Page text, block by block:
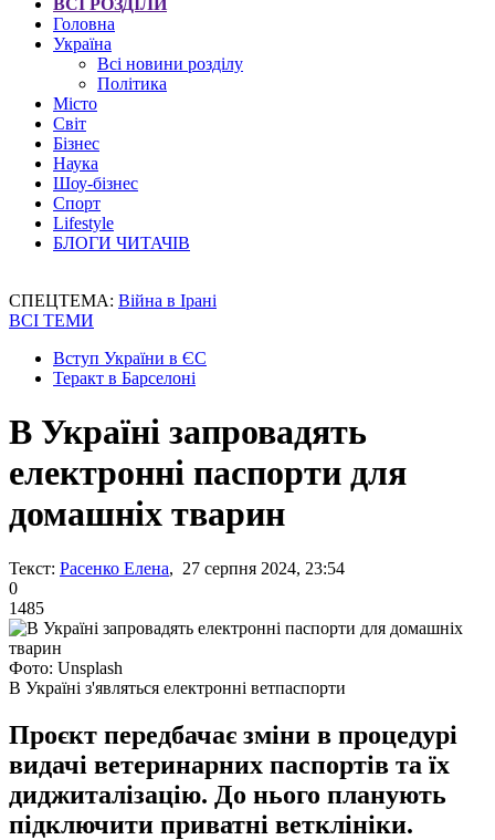
ВСІ РОЗДІЛИ
Головна
Україна
Всі новини розділу
Політика
Місто
Світ
Бізнес
Наука
Шоу-бізнес
Спорт
Lifestyle
БЛОГИ ЧИТАЧІВ
СПЕЦТЕМА: Війна в Ірані
ВСІ ТЕМИ
Вступ України в ЄС
Теракт в Барселоні
В Україні запровадять
електронні паспорти для
домашніх тварин
Текст: Расенко Елена, 27 серпня 2024, 23:54
0
1485
Фото: Unsplash
В Україні з'являться електронні ветпаспорти
Проєкт передбачає зміни в процедурі
видачі ветеринарних паспортів та їх
диджиталізацію. До нього планують
підключити приватні ветклініки.